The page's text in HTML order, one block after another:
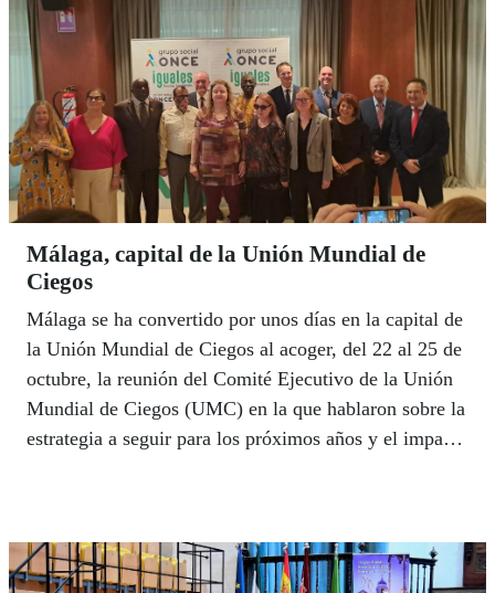
Málaga, capital de la Unión Mundial de
Ciegos
Málaga se ha convertido por unos días en la capital de
la Unión Mundial de Ciegos al acoger, del 22 al 25 de
octubre, la reunión del Comité Ejecutivo de la Unión
Mundial de Ciegos (UMC) en la que hablaron sobre la
estrategia a seguir para los próximos años y el impacto
de la Junta de Andalucía, Rocío Blanco, y el alcalde
de Málaga, Francisco de la Torre, participaron en el